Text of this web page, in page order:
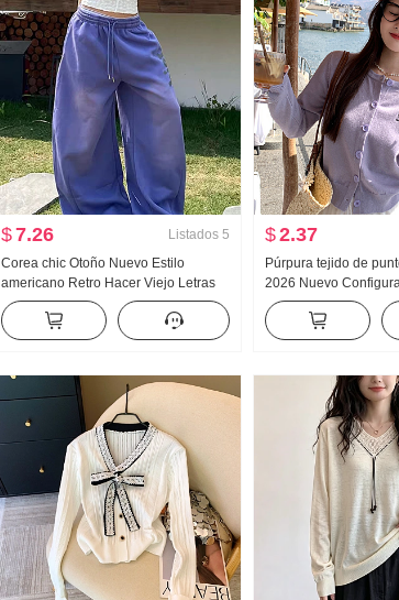
$7.26 Listados 5
Corea chic Otoño Nuevo Estilo
americano Retro Hacer Viejo Letras
Machete Kuo Pierna Wei Pantalones
Mujer Holgado Casual Pantalones
rectos
$2.37
Púrpura tejido de
2026 Nuevo
Otoño Invierno Ropa
Dopamina Exterior